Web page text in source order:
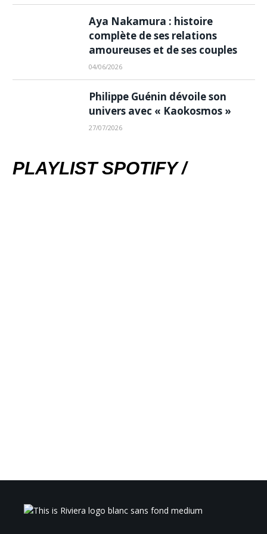
Aya Nakamura : histoire
complète de ses relations
amoureuses et de ses couples
04/06/2026
Philippe Guénin dévoile son
univers avec « Kaokosmos »
27/07/2026
PLAYLIST SPOTIFY /